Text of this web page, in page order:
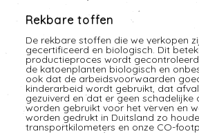
Rekbare toffen
De rekbare stoffen die we verkopen
gecertificeerd en biologisch. Dit
productieproces wordt
de katoenplanten biologisch en
ook dat de arbeidsvoorwaarden
kinderarbeid wordt gebruikt, dat
gezuiverd en dat er geen schadelijke
worden gebruikt voor het verven en
worden gedrukt in Duitsland zo
transportkilometers en onze CO-